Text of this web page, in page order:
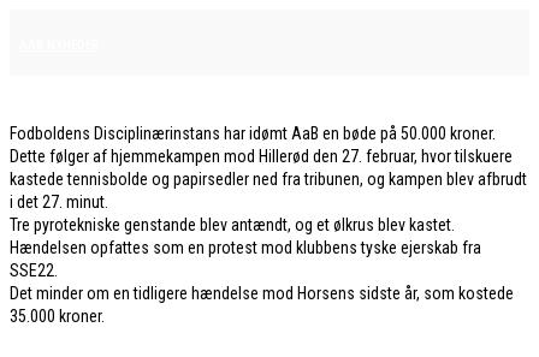
Fodboldens Disciplinærinstans har idømt AaB en bøde på 50.000 kroner.
Dette følger af hjemmekampen mod Hillerød den 27. februar, hvor tilskuere
kastede tennisbolde og papirsedler ned fra tribunen, og kampen blev afbrudt
i det 27. minut.
Tre pyrotekniske genstande blev antændt, og et ølkrus blev kastet.
Hændelsen opfattes som en protest mod klubbens tyske ejerskab fra
SSE22.
Det minder om en tidligere hændelse mod Horsens sidste år, som kostede
35.000 kroner.